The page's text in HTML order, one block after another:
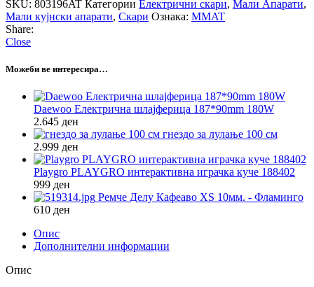
SKU: 803196AT Категории Електрични скари, Мали Апарати,
Мали кујнски апарати, Скари Ознака: MMAT
Share:
Close
Можеби ве интересира…
Daewoo Електрична шлајферица 187*90mm 180W
2.645 ден
гнездо за лулање 100 см
2.999 ден
Playgro PLAYGRO интерактивна играчка куче 188402
999 ден
Ремче Делу Кафеаво XS 10мм. - Фламинго
610 ден
Опис
Дополнителни информации
Опис